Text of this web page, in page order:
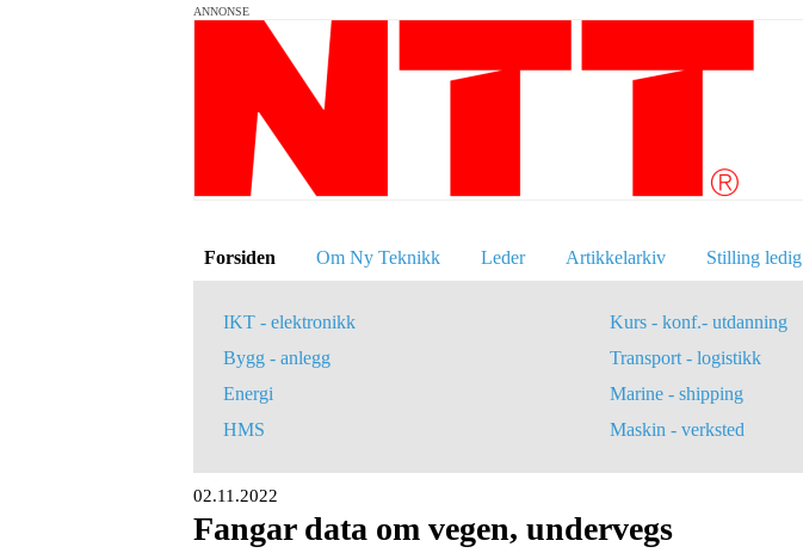
ANNONSE
Forsiden Om Ny Teknikk Leder Artikkelarkiv Stilling ledig
IKT - elektronikk
Bygg - anlegg
Energi
HMS
Kurs - konf.- utdanning
Transport - logistikk
Marine - shipping
Maskin - verksted
02.11.2022
Fangar data om vegen, undervegs